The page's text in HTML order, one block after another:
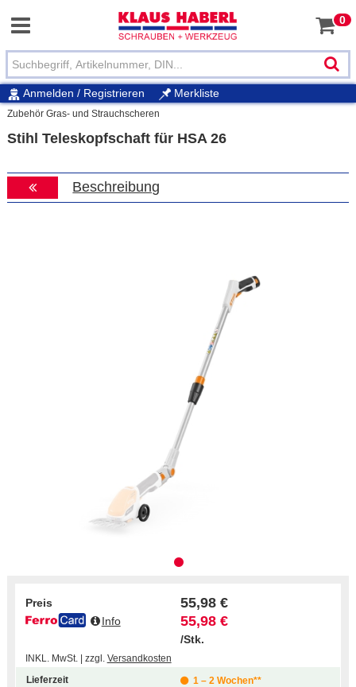
0
Anmelden / Registrieren Merkliste
Zubehör Gras- und Strauchscheren
Stihl Teleskopfschaft für HSA 26
Beschreibung
Preis 55,98 €
Info 55,98 €
/Stk.
INKL. MwSt. | zzgl. Versandkosten
Lieferzeit
1 – 2 Wochen**